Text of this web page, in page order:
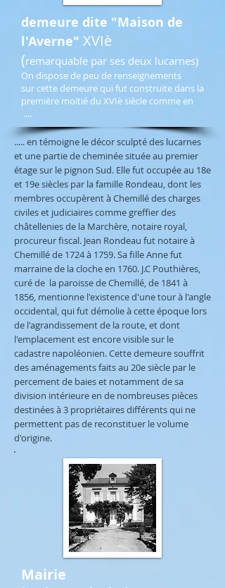
demeure dite "Maison de
l'Averne" XVIè
(remarquable par ses deux lucarnes)
On dispose de peu de renseignements
sur cette demeure qui fut construite dans la
première moitié du XVIè siècle comme en
....
..... en témoigne le décor sculpté des lucarnes
et une partie de cheminée située au premier
étage sur le pignon Sud. Elle fut occupée au 18e
et 19e siècles par la famille Rondeau, dont les
membres occupèrent à Chemillé des charges
civiles et judiciaires comme greffier des
châtellenies de la Marchère, notaire royal,
procureur fiscal. Jean Rondeau fut notaire à
Chemillé de 1724 à 1759. Sa fille Anne fut
marraine de la cloche en 1760. J.C Pouthières,
curé de la paroisse de Chemillé, de 1841 à
1856, mentionne l'existence d'une tour à l'angle
occidental, qui fut démolie à cette époque lors
de l'agrandissement de la route, et dont
l'emplacement est encore visible sur le
cadastre napoléonien. Cette demeure souffrit
des aménagements faits au 20e siècle par le
percement de baies et notamment de sa
division intérieure en de nombreuses pièces
destinées à 3 propriétaires différents qui ne
permettent pas de reconstituer le volume
d'origine.
Mairie